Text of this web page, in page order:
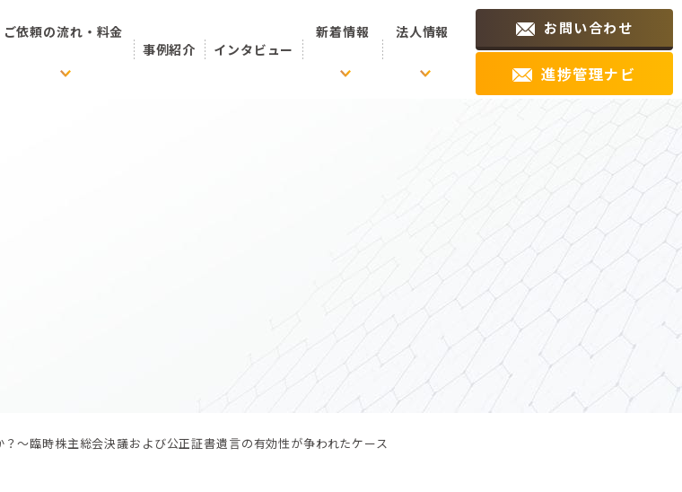
ご依頼の流れ・料金
事例紹介
インタビュー
新着情報 法人情報 お問い合わせ
進捗管理ナビ
〜臨時株主総会決議および公正証書遺言の有効性が争われたケース